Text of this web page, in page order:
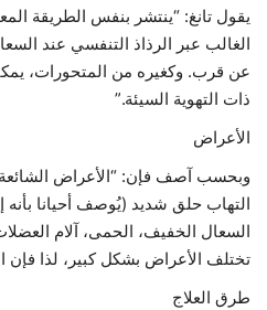
يقول تانغ: “ينتشر بنفس الطريقة
الغالب عبر الرذاذ التنفسي عند
عن قرب. وكغيره من المتحورات،
ذات التهوية السيئة.”
الأعراض
التهاب حلق شديد (يُوصف أحيانا
السعال الخفيف، الحمى، آلام
تختلف الأعراض بشكل كبير، لذا فإن
طرق العلاج